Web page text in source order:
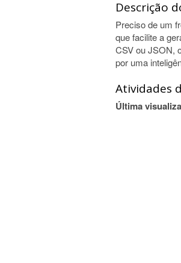
Descrição
Preciso de um
que facilite a
CSV ou JSON,
por uma
Atividades
Última